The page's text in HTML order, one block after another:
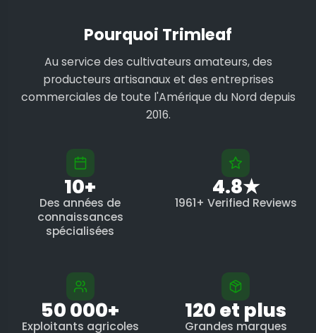
Pourquoi Trimleaf
Au service des cultivateurs amateurs, des
producteurs artisanaux et des entreprises
commerciales de toute l'Amérique du Nord depuis
2016.
10+
Des années de
connaissances
spécialisées
4.8★
1961+ Verified Reviews
50 000+
Exploitants agricoles
120 et plus
Grandes marques